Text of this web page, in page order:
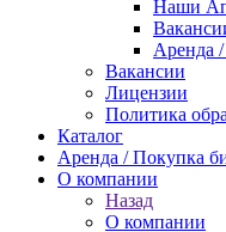
Наши
Аренда
Вакансии
Лицензии
Политика
Каталог
Аренда / Покупка
О компании
Назад
О компании